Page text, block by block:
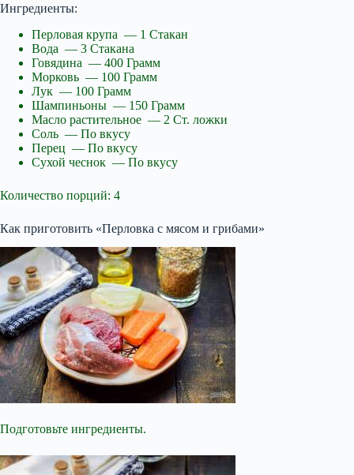
Ингредиенты:
Перловая крупа — 1 Стакан
Вода — 3 Стакана
Говядина — 400 Грамм
Морковь — 100 Грамм
Лук — 100 Грамм
Шампиньоны — 150 Грамм
Масло растительное — 2 Ст. ложки
Соль — По вкусу
Перец — По вкусу
Сухой чеснок — По вкусу
Количество порций: 4
Как приготовить «Перловка с мясом и грибами»
Подготовьте ингредиенты.